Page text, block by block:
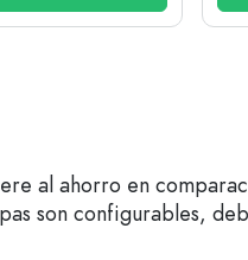
al ahorro en
son configurables,